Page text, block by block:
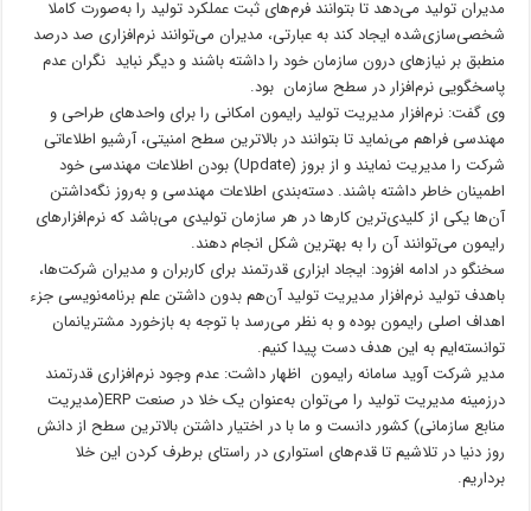
مدیران تولید می‌دهد تا بتوانند فرم‌های ثبت عملکرد تولید را به‌صورت کاملا
شخصی‌سازی‌شده ایجاد کند به عبارتی، مدیران می‌توانند نرم‌افزاری صد درصد
منطبق بر نیازهای درون سازمان خود را داشته باشند و دیگر نباید نگران عدم
پاسخگویی نرم‌افزار در سطح سازمان بود.
وی گفت: نرم‌افزار مدیریت تولید رایمون امکانی را برای واحدهای طراحی و
مهندسی فراهم می‌نماید تا بتوانند در بالاترین سطح امنیتی، آرشیو اطلاعاتی
شرکت را مدیریت نمایند و از بروز (Update) بودن اطلاعات مهندسی خود
اطمینان خاطر داشته باشند. دسته‌بندی اطلاعات مهندسی و به‌روز نگه‌داشتن
آن‌ها یکی از کلیدی‌ترین کارها در هر سازمان تولیدی می‌باشد که نرم‌افزارهای
رایمون می‌توانند آن را به بهترین شکل انجام دهند.
سخنگو در ادامه افزود: ایجاد ابزاری قدرتمند برای کاربران و مدیران شرکت‌ها،
باهدف تولید نرم‌افزار مدیریت تولید آن‌هم بدون داشتن علم برنامه‌نویسی جزء
اهداف اصلی رایمون بوده و به نظر می‌رسد با توجه به بازخورد مشتریانمان
توانسته‌ایم به این هدف دست پیدا کنیم.
مدیر شرکت آوید سامانه رایمون اظهار داشت: عدم وجود نرم‌افزاری قدرتمند
درزمینه مدیریت تولید را می‌توان به‌عنوان یک خلا در صنعت ERP(مدیریت
منابع سازمانی) کشور دانست و ما با در اختیار داشتن بالاترین سطح از دانش
روز دنیا در تلاشیم تا قدم‌های استواری در راستای برطرف کردن این خلا
برداریم.